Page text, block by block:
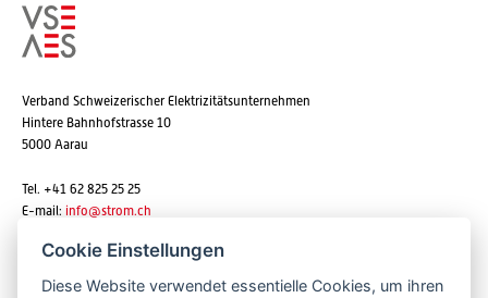
Verband Schweizerischer Elektrizitätsunternehmen
Hintere Bahnhofstrasse 10
5000 Aarau
Tel. +41 62 825 25 25
E-mail: info@strom.ch
Newsletter abonnieren
Cookie Einstellungen
Diese Website verwendet essentielle Cookies, um ihren